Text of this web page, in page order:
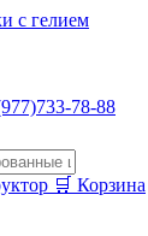
78-88
🛒 Корзина